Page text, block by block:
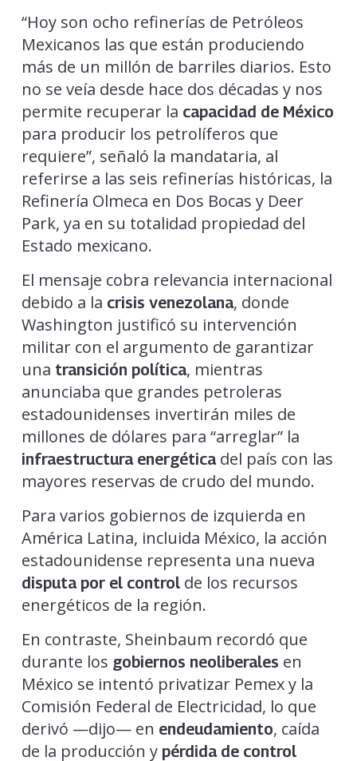
“Hoy son ocho refinerías de Petróleos
Mexicanos las que están produciendo
más de un millón de barriles diarios. Esto
no se veía desde hace dos décadas y nos
permite recuperar la capacidad de México
para producir los petrolíferos que
requiere”, señaló la mandataria, al
referirse a las seis refinerías históricas, la
Refinería Olmeca en Dos Bocas y Deer
Park, ya en su totalidad propiedad del
Estado mexicano.
El mensaje cobra relevancia internacional
debido a la crisis venezolana, donde
Washington justificó su intervención
militar con el argumento de garantizar
una transición política, mientras
anunciaba que grandes petroleras
estadounidenses invertirán miles de
millones de dólares para “arreglar” la
infraestructura energética del país con las
mayores reservas de crudo del mundo.
Para varios gobiernos de izquierda en
América Latina, incluida México, la acción
estadounidense representa una nueva
disputa por el control de los recursos
energéticos de la región.
En contraste, Sheinbaum recordó que
durante los gobiernos neoliberales en
México se intentó privatizar Pemex y la
Comisión Federal de Electricidad, lo que
derivó —dijo— en endeudamiento, caída
de la producción y pérdida de control